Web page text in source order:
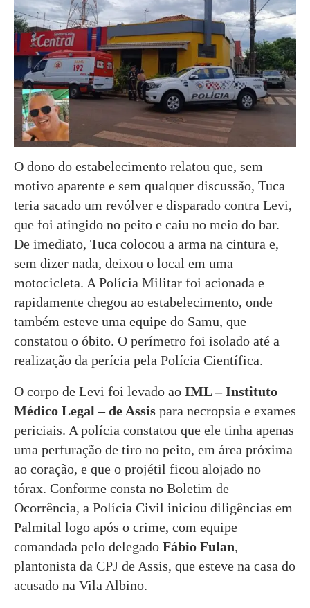
O dono do estabelecimento relatou que, sem
motivo aparente e sem qualquer discussão, Tuca
teria sacado um revólver e disparado contra Levi,
que foi atingido no peito e caiu no meio do bar.
De imediato, Tuca colocou a arma na cintura e,
sem dizer nada, deixou o local em uma
motocicleta. A Polícia Militar foi acionada e
rapidamente chegou ao estabelecimento, onde
também esteve uma equipe do Samu, que
constatou o óbito. O perímetro foi isolado até a
realização da perícia pela Polícia Científica.
O corpo de Levi foi levado ao IML – Instituto
Médico Legal – de Assis para necropsia e exames
periciais. A polícia constatou que ele tinha apenas
uma perfuração de tiro no peito, em área próxima
ao coração, e que o projétil ficou alojado no
tórax. Conforme consta no Boletim de
Ocorrência, a Polícia Civil iniciou diligências em
Palmital logo após o crime, com equipe
comandada pelo delegado Fábio Fulan,
plantonista da CPJ de Assis, que esteve na casa do
acusado na Vila Albino.